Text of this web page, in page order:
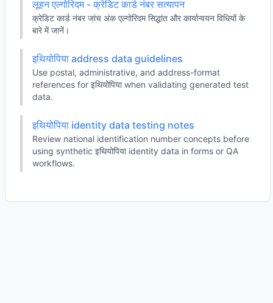
लूहन एल्गोरिदम - क्रेडिट कार्ड नंबर सत्यापन
क्रेडिट कार्ड नंबर जांच अंक एल्गोरिदम सिद्धांत और कार्यान्वयन विधियों के
बारे में जानें।
इथियोपिया address data guidelines
Use postal, administrative, and address-format
references for इथियोपिया when validating generated test
data.
इथियोपिया identity data testing notes
Review national identification number concepts before
using synthetic इथियोपिया identity data in forms or QA
workflows.